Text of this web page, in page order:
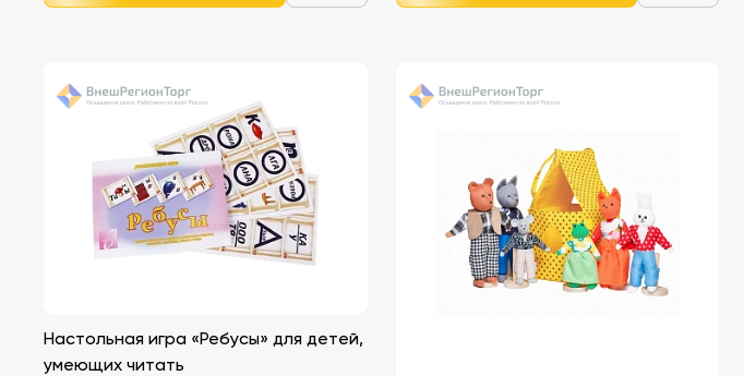
Настольная игра «Ребусы» для детей,
умеющих читать